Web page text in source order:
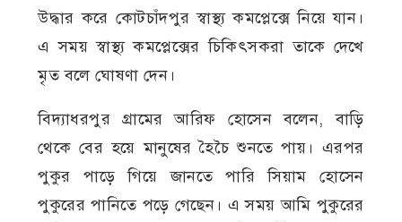
উদ্ধার করে কোটচাঁদপুর স্বাস্থ্য কমপ্লেক্সে নিয়ে যান।
এ সময় স্বাস্থ্য কমপ্লেক্সের চিকিৎসকরা তাকে দেখে
মৃত বলে ঘোষণা দেন।
বিদ্যাধরপুর গ্রামের আরিফ হোসেন বলেন, বাড়ি
থেকে বের হয়ে মানুষের হৈচৈ শুনতে পায়। এরপর
পুকুর পাড়ে গিয়ে জানতে পারি সিয়াম হোসেন
পুকুরের পানিতে পড়ে গেছেন। এ সময় আমি পুকুরের